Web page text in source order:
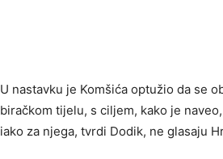
U nastavku je Komšića optužio da se
biračkom tijelu, s ciljem, kako je
iako za njega, tvrdi Dodik, ne glasaju